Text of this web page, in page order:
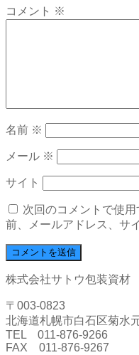
コメント ※
名前 ※
メール ※
サイト
次回のコメントで使
前、メールアドレス、サ
株式会社サトウ包装資材
〒003-0823
北海道札幌市白石区菊水
TEL 011-876-9266
FAX 011-876-9267